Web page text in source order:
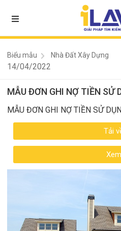
Biểu mẫu Nhà Đất Xây Dựng
14/04/2022
MẪU ĐƠN GHI NỢ TIỀN SỬ
MẪU ĐƠN GHI NỢ TIỀN SỬ
Tải
Xem